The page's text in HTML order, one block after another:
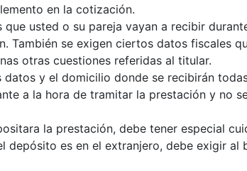
en la cotización.
usted o su pareja vayan a recibir
También se exigen ciertos datos fiscales
otras cuestiones referidas al titular.
y el domicilio donde se recibirán
a la hora de tramitar la prestación y no
la prestación, debe tener especial
depósito es en el extranjero, debe exigir al